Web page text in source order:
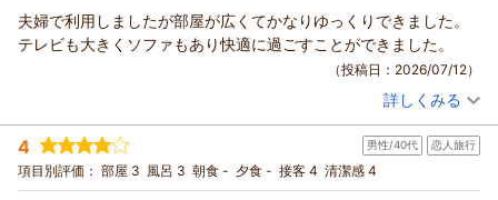
またのお越しをスタッフ一同心よりお待ち申し上げておりま
す。
フロント 寺田
（返信日：2026/07/14）
この度はリッチモンドホテル長崎思案橋をご利用いただき誠に
ありがとうございます。
お客様の仰る通り、私どものホテルは繁華街に位置しておりま
すので、特に夜は大変賑やかになりますが、ご滞在中は快適に
これからもお客様に快適な時間をお過ごしいただけるようスタ
ッフ一同精進して参ります。
最後になりますが、お忙しい中ご投稿いただきまして誠にあり
夫婦で利用しましたが部屋が広くてかなりゆっくりできました。
テレビも大きくソファもあり快適に過ごすことができました。
（投稿日：2026/07/12）
投稿者： ＷＩＮさん(男性/50代)
宿泊プラン： 【シンプルステイ】素泊まり 食事なし
宿泊価格帯： 5,001～6,000円(大人一人あたり/税込)
詳しくみる
4 男性/40代 恋人旅行
項目別評価： 部屋 3 風呂 3 朝食 - 夕食 - 接客 4 清潔感 4